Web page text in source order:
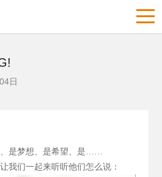
日
是梦想、是希望、是……
我们一起来听听他们怎么说：